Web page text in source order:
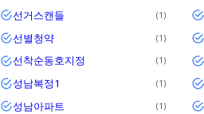
선거스캔들 1
선별청약 1
선착순동호지정 1
성남복정1 1
성남아파트 1